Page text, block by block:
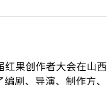
红果创作者大会在山
编剧、导演、制作方